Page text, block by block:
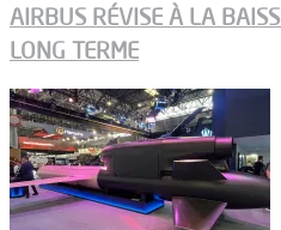
AIRBUS RÉVISE À LA
LONG TERME